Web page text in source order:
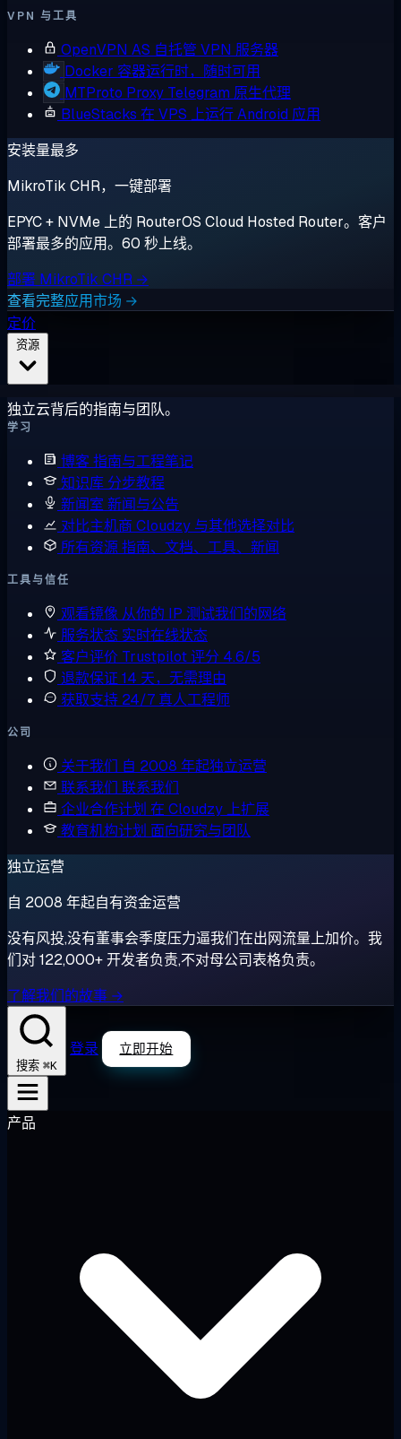
VPN 与工具
OpenVPN AS 自托管 VPN 服务器
Docker 容器运行时，随时可用
MTProto Proxy Telegram 原生代理
BlueStacks 在 VPS 上运行 Android 应用
安装量最多
MikroTik CHR，一键部署
EPYC + NVMe 上的 RouterOS Cloud Hosted Router。客户
部署最多的应用。60 秒上线。
部署 MikroTik CHR →
查看完整应用市场 →
定价
独立云背后的指南与团队。
学习
博客指南与工程笔记
知识库 分步教程
新闻室 新闻与公告
对比主机商 Cloudzy 与其他选择对比
所有资源指南、文档、工具、新闻
工具与信任
观看镜像 从你的 IP 测试我们的网络
服务状态 实时在线状态
客户评价 Trustpilot 评分 4.6/5
退款保证 14 天，无需理由
获取支持 24/7 真人工程师
公司
关于我们 自 2008 年起独立运营
联系我们 联系我们
企业合作计划 在 Cloudzy 上扩展
教育机构计划 面向研究与团队
独立运营
自 2008 年起自有资金运营
没有风投,没有董事会季度压力逼我们在出网流量上加价。我
们对 122,000+ 开发者负责,不对母公司表格负责。
了解我们的故事 →
搜索 ⌘K
登录 立即开始
产品